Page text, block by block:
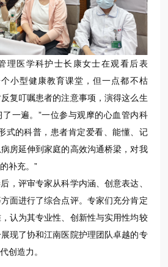
理医学科护士长康女士在观看后表
小型健康教育课堂，但一点都不枯
复叮嘱患者的注意事项，演得这么生
一遍。”一位参与观摩的心血管内科
式的科普，患者肯定爱看、能懂、记
房延伸到家庭的高效沟通桥梁，对我
补充。”
，评审专家从科学内涵、创意表达、
面进行了综合点评。专家们充分肯定
认为其专业性、创新性与实用性均较
现了协和江南医院护理团队卓越的专
创造力。